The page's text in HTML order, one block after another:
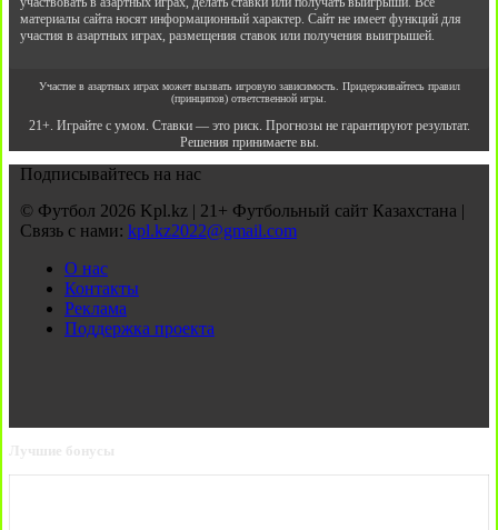
материалы сайта носят информационный характер. Сайт не имеет функций для
участия в азартных играх, размещения ставок или получения выигрышей.
Участие в азартных играх может вызвать игровую зависимость. Придерживайтесь правил
(принципов) ответственной игры.
21+. Играйте с умом. Ставки — это риск. Прогнозы не гарантируют результат.
Решения принимаете вы.
Подписывайтесь на нас
© Футбол 2026 Kpl.kz | 21+ Футбольный сайт Казахстана |
Связь с нами: kpl.kz2022@gmail.com
О нас
Контакты
Реклама
Поддержка проекта
Лучшие бонусы